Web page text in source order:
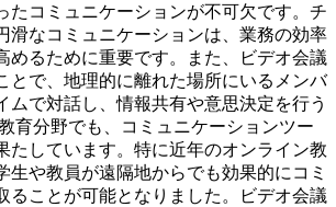
たコミュニケーションが不可欠です。チ
滑なコミュニケーションは、業務の効率
めるために重要です。また、ビデオ会議
とで、地理的に離れた場所にいるメンバ
ムで対話し、情報共有や意思決定を行う
育分野でも、コミュニケーションツー
たしています。特に近年のオンライン教
生や教員が遠隔地からでも効果的にコミ
ることが可能となりました。ビデオ会議